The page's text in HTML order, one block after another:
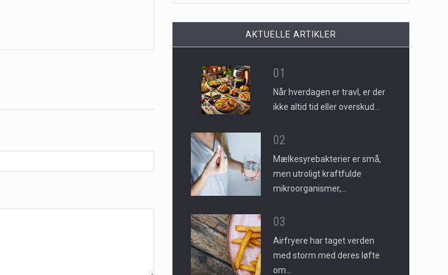
AKTUELLE ARTIKLER
01
Når hverdagen er travl, er der
ikke altid tid eller overskud…
02
Mælkesyrebakterier er små,
men utroligt kraftfulde
mikroorganismer,…
03
Airfryere har taget verden
med storm med deres løfte
om…